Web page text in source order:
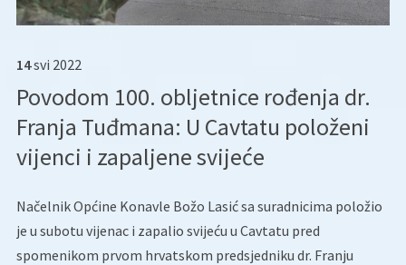
14svi 2022
Povodom 100. obljetnice rođenja dr.
Franja Tuđmana: U Cavtatu položeni
vijenci i zapaljene svijeće
Načelnik Općine Konavle Božo Lasić sa suradnicima položio
je u subotu vijenac i zapalio svijeću u Cavtatu pred
spomenikom prvom hrvatskom predsjedniku dr. Franju